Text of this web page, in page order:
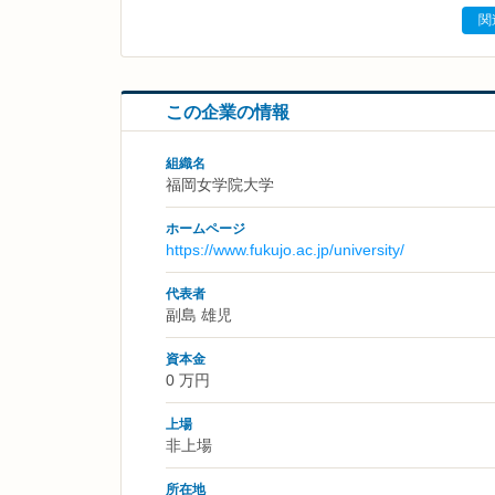
関
この企業の情報
組織名
福岡女学院大学
ホームページ
https://www.fukujo.ac.jp/university/
代表者
副島 雄児
資本金
0 万円
上場
非上場
所在地